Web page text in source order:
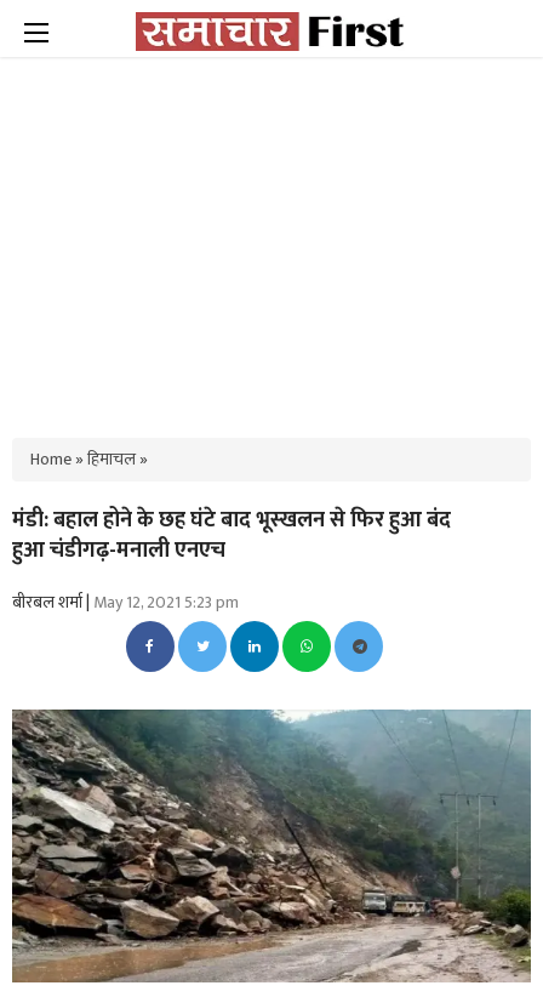
Home»हिमाचल»
मंडी: बहाल होने के छह घंटे बाद भूस्खलन से फिर हुआ बंद
हुआ चंडीगढ़-मनाली एनएच
बीरबल शर्मा | May 12, 2021 5:23 pm